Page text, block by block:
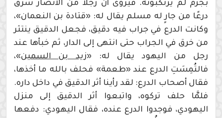
بجرم لم يرتكبونه. فيروى أن رجلا من الأنصار سرق
درعًا من جارٍ له مسلم يقال له: «قتادة بن النعمان»،
وكانت الدرع في جراب فيه دقيق، فجعل الدقيق ينتثر
من خرق في الجراب حتى انتهى إلى الدار، ثم خبأها عند
رجل من اليهود يقال له: «زيد بن السمين»،
فالتُمِسَتِ الدرع عند «طعمة» فحلف بالله ما أخذها،
فقال أصحاب الدرع: لقد رأينا أثر الدقيق في داخل داره.
فلمَّا حلف تركوه، واتبعوا أثر الدقيق إلى منزل
اليهودي، فوجدوا الدرع عنده، فقال اليهودي: دفعها